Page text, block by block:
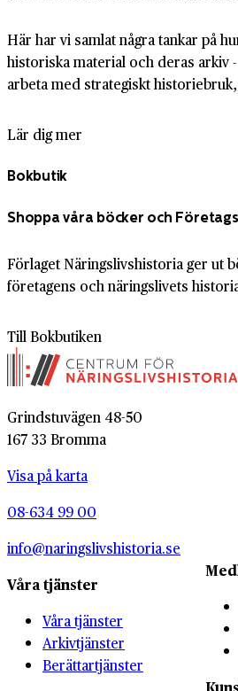
Här har vi samlat några tankar på
historiska material och deras arkiv
arbeta med strategiskt
Lär dig mer
Bokbutik
Shoppa våra böcker och
Förlaget Näringslivshistoria ger ut
företagens och näringslivets
Till Bokbutiken
Grindstuvägen 48-50
167 33 Bromma
Visa på karta
08-634 99 00
info@naringslivshistoria.se
Våra tjänster
Våra tjänster
Arkivtjänster
Berättartjänster